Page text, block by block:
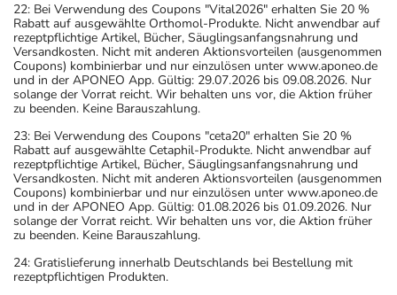
22: Bei Verwendung des Coupons "Vital2026" erhalten Sie 20 %
Rabatt auf ausgewählte Orthomol-Produkte. Nicht anwendbar auf
rezeptpflichtige Artikel, Bücher, Säuglingsanfangsnahrung und
Versandkosten. Nicht mit anderen Aktionsvorteilen (ausgenommen
Coupons) kombinierbar und nur einzulösen unter www.aponeo.de
und in der APONEO App. Gültig: 29.07.2026 bis 09.08.2026. Nur
solange der Vorrat reicht. Wir behalten uns vor, die Aktion früher
zu beenden. Keine Barauszahlung.
23: Bei Verwendung des Coupons "ceta20" erhalten Sie 20 %
Rabatt auf ausgewählte Cetaphil-Produkte. Nicht anwendbar auf
rezeptpflichtige Artikel, Bücher, Säuglingsanfangsnahrung und
Versandkosten. Nicht mit anderen Aktionsvorteilen (ausgenommen
Coupons) kombinierbar und nur einzulösen unter www.aponeo.de
und in der APONEO App. Gültig: 01.08.2026 bis 01.09.2026. Nur
solange der Vorrat reicht. Wir behalten uns vor, die Aktion früher
zu beenden. Keine Barauszahlung.
24: Gratislieferung innerhalb Deutschlands bei Bestellung mit
rezeptpflichtigen Produkten.